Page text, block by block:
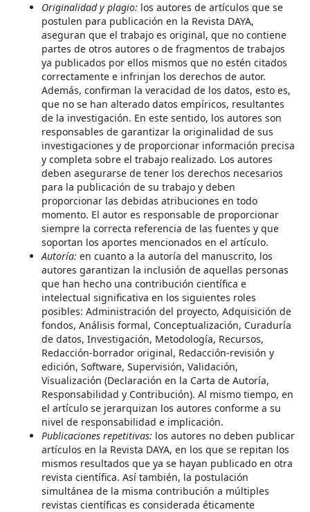
Originalidad y plagio: los autores de artículos que se
postulen para publicación en la Revista DAYA,
aseguran que el trabajo es original, que no contiene
partes de otros autores o de fragmentos de trabajos
ya publicados por ellos mismos que no estén citados
correctamente e infrinjan los derechos de autor.
Además, confirman la veracidad de los datos, esto es,
que no se han alterado datos empíricos, resultantes
de la investigación. En este sentido, los autores son
responsables de garantizar la originalidad de sus
investigaciones y de proporcionar información precisa
y completa sobre el trabajo realizado. Los autores
deben asegurarse de tener los derechos necesarios
para la publicación de su trabajo y deben
proporcionar las debidas atribuciones en todo
momento. El autor es responsable de proporcionar
siempre la correcta referencia de las fuentes y que
soportan los aportes mencionados en el artículo.
Autoría: en cuanto a la autoría del manuscrito, los
autores garantizan la inclusión de aquellas personas
que han hecho una contribución científica e
intelectual significativa en los siguientes roles
posibles: Administración del proyecto, Adquisición de
fondos, Análisis formal, Conceptualización, Curaduría
de datos, Investigación, Metodología, Recursos,
Redacción-borrador original, Redacción-revisión y
edición, Software, Supervisión, Validación,
Visualización (Declaración en la Carta de Autoría,
Responsabilidad y Contribución). Al mismo tiempo, en
el artículo se jerarquizan los autores conforme a su
nivel de responsabilidad e implicación.
Publicaciones repetitivas: los autores no deben publicar
artículos en la Revista DAYA, en los que se repitan los
mismos resultados que ya se hayan publicado en otra
revista científica. Así también, la postulación
simultánea de la misma contribución a múltiples
revistas científicas es considerada éticamente